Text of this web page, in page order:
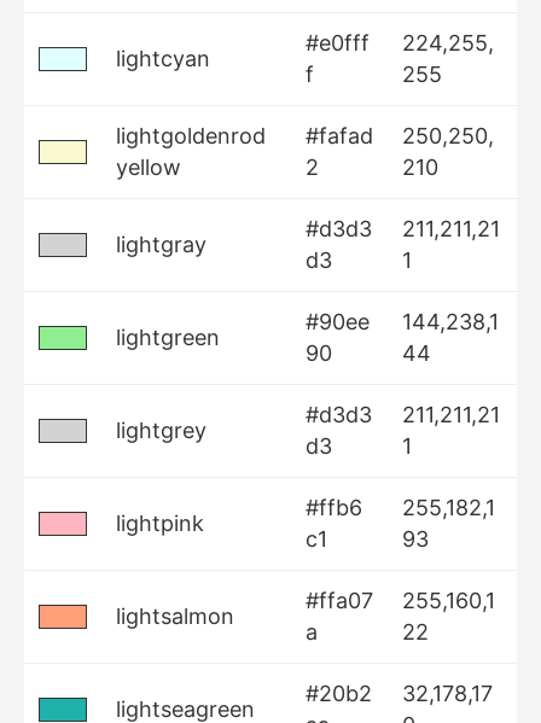
lightcyan
#e0fff
f
224,255,
255
lightgoldenrod
yellow
#fafad
2
250,250,
210
lightgray
#d3d3
d3
211,211,21
1
lightgreen
#90ee
90
144,238,1
44
lightgrey
#d3d3
d3
211,211,21
1
lightpink
#ffb6
c1
255,182,1
93
lightsalmon
#ffa07
a
255,160,1
22
lightseagreen
#20b2
32,178,17